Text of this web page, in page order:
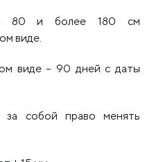
80 и более 180 см
виде.
виде – 90 дней с даты
за собой право менять